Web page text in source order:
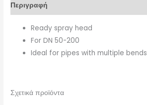
Περιγραφή
Ready spray head
For DN 50-200
Ideal for pipes with multiple bends
Σχετικά προϊόντα